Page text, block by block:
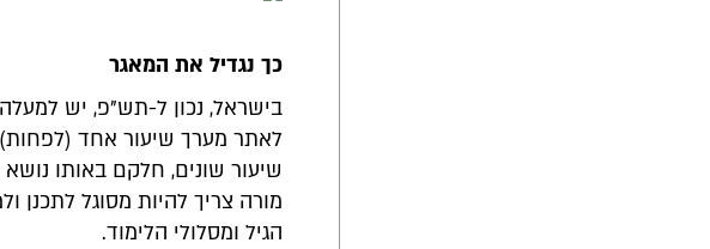
כך נגדיל את המאגר
לאתר מערך שיעור אחד
שיעור שונים, חלקם באותו
מורה צריך להיות מסוגל לתכנן
הגיל ומסלולי הלימוד.